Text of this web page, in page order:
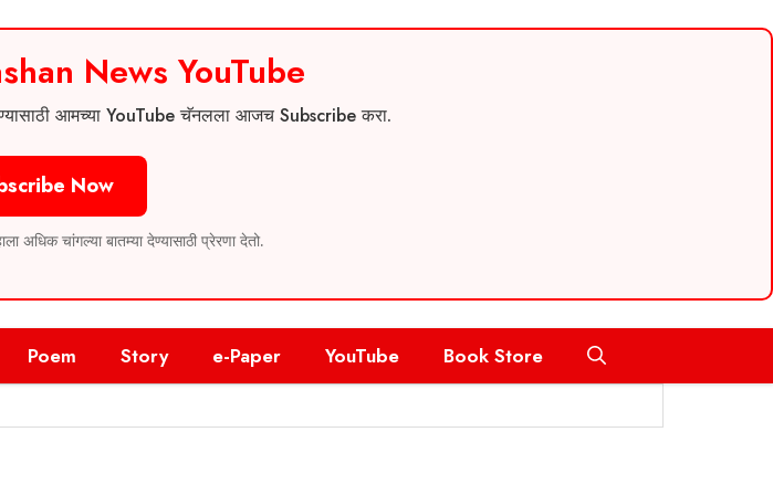
News YouTube
आमच्या YouTube चॅनलला आजच Subscribe करा.
Now
चांगल्या बातम्या देण्यासाठी प्रेरणा देतो.
Poem Story e-Paper YouTube Book Store